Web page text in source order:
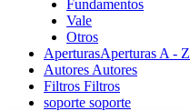
Fundamentos
Vale
Otros
AperturasAperturas A - Z
Autores Autores
Filtros Filtros
soporte soporte